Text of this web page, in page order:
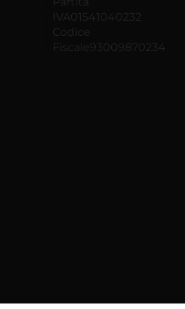
IVA01541040232
Codice
Fiscale93009870234